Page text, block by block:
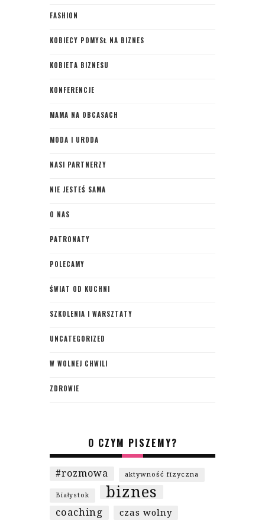
FASHION
KOBIECY POMYSŁ NA BIZNES
KOBIETA BIZNESU
KONFERENCJE
MAMA NA OBCASACH
MODA I URODA
NASI PARTNERZY
NIE JESTEŚ SAMA
O NAS
PATRONATY
POLECAMY
ŚWIAT OD KUCHNI
SZKOLENIA I WARSZTATY
UNCATEGORIZED
W WOLNEJ CHWILI
ZDROWIE
O CZYM PISZEMY?
#rozmowa aktywność fizyczna
Białystok biznes
coaching czas wolny